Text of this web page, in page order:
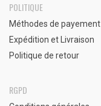
POLITIQUE
Méthodes de payement
Expédition et Livraison
Politique de retour
RGPD